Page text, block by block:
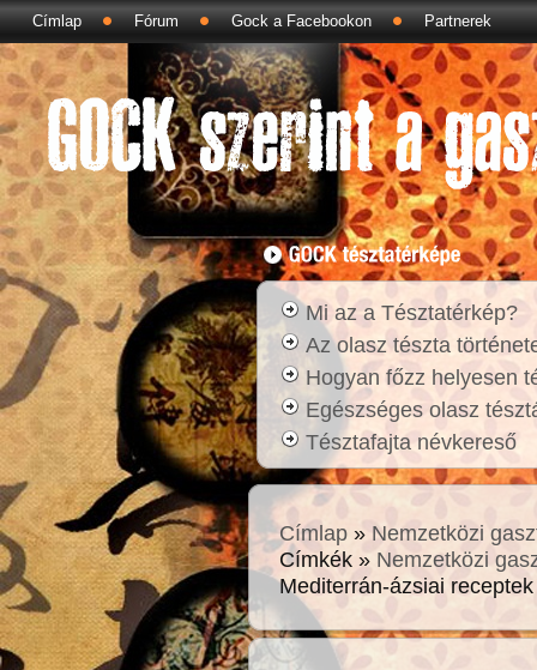
Címlap Fórum Gock a Facebookon Partnerek
Mi az a Tésztatérkép?
Az olasz tészta
Hogyan főzz helyesen
Egészséges olasz
Tésztafajta névkereső
Címlap » Nemzetközi
Címkék » Nemzetközi
Mediterrán-ázsiai receptek